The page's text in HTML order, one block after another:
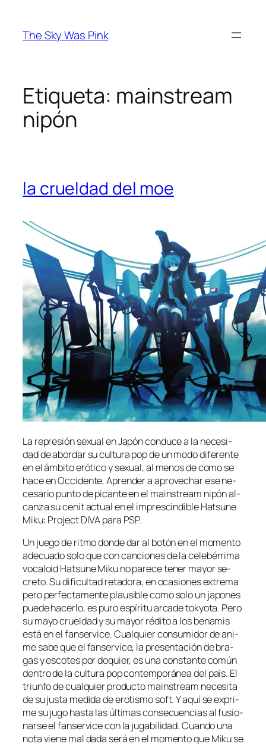
contenido
The Sky Was Pink
Etiqueta: mainstream
nipón
la crueldad del moe
La re­pre­sión se­xual en Japón con­du­ce a la ne­ce­si­
dad de abor­dar su cul­tu­ra pop de un mo­do di­fe­ren­te
en el ám­bi­to eró­ti­co y se­xual, al me­nos de co­mo se
ha­ce en Occidente. Aprender a apro­ve­char ese ne­
ce­sa­rio pun­to de pi­can­te en el mains­tream ni­pón al­
can­za su ce­nit ac­tual en el im­pres­cin­di­ble Hatsune
Miku: Project DIVA pa­ra PSP.
Un jue­go de rit­mo don­de dar al bo­tón en el mo­men­to
ade­cua­do so­lo que con can­cio­nes de la ce­le­bé­rri­ma
vo­ca­loid Hatsune Miku no pa­re­ce te­ner ma­yor se­
cre­to. Su di­fi­cul­tad re­ta­do­ra, en oca­sio­nes ex­tre­ma
pe­ro per­fec­ta­men­te plau­si­ble co­mo so­lo un ja­po­nes
pue­de ha­cer­lo, es pu­ro es­pí­ri­tu ar­ca­de tok­yo­ta. Pero
su ma­yo cruel­dad y su ma­yor ré­di­to a los be­na­mis
es­tá en el fan­ser­vi­ce. Cualquier con­su­mi­dor de ani­
me sa­be que el fan­ser­vi­ce, la pre­sen­ta­ción de bra­
gas y es­co­tes por do­quier, es una cons­tan­te co­mún
den­tro de la cul­tu­ra pop con­tem­po­rá­nea del país. El
triun­fo de cual­quier pro­duc­to mains­tream ne­ce­si­ta
de su jus­ta me­di­da de ero­tis­mo soft. Y aquí se ex­pri­
me su ju­go has­ta las úl­ti­mas con­se­cuen­cias al fu­sio­
nar­se el fan­ser­vi­ce con la ju­ga­bi­li­dad. Cuando una
no­ta vie­ne mal da­da se­rá en el mo­men­to que Miku se